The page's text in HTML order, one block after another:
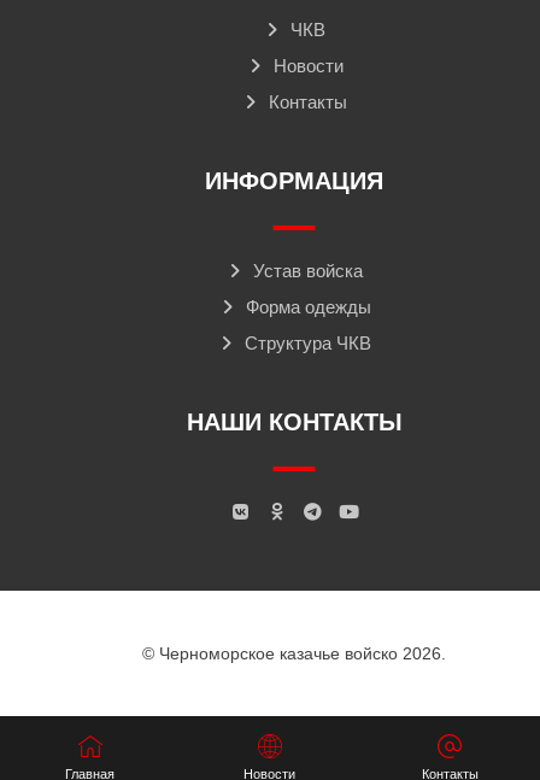
ЧКВ
Новости
Контакты
ИНФОРМАЦИЯ
Устав войска
Форма одежды
Структура ЧКВ
НАШИ КОНТАКТЫ
© Черноморское казачье войско 2026.
Главная Новости Контакты